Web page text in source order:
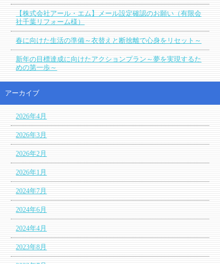
【株式会社アール・エム】メール設定確認のお願い（有限会
社千葉リフォーム様）
春に向けた生活の準備～衣替えと断捨離で心身をリセット～
新年の目標達成に向けたアクションプラン～夢を実現するた
めの第一歩～
アーカイブ
2026年4月
2026年3月
2026年2月
2026年1月
2024年7月
2024年6月
2024年4月
2023年8月